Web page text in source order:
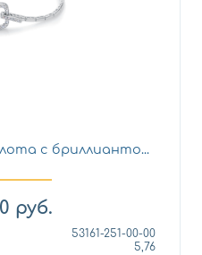
с бриллианто...
руб.
53161-251-00-00
5,76